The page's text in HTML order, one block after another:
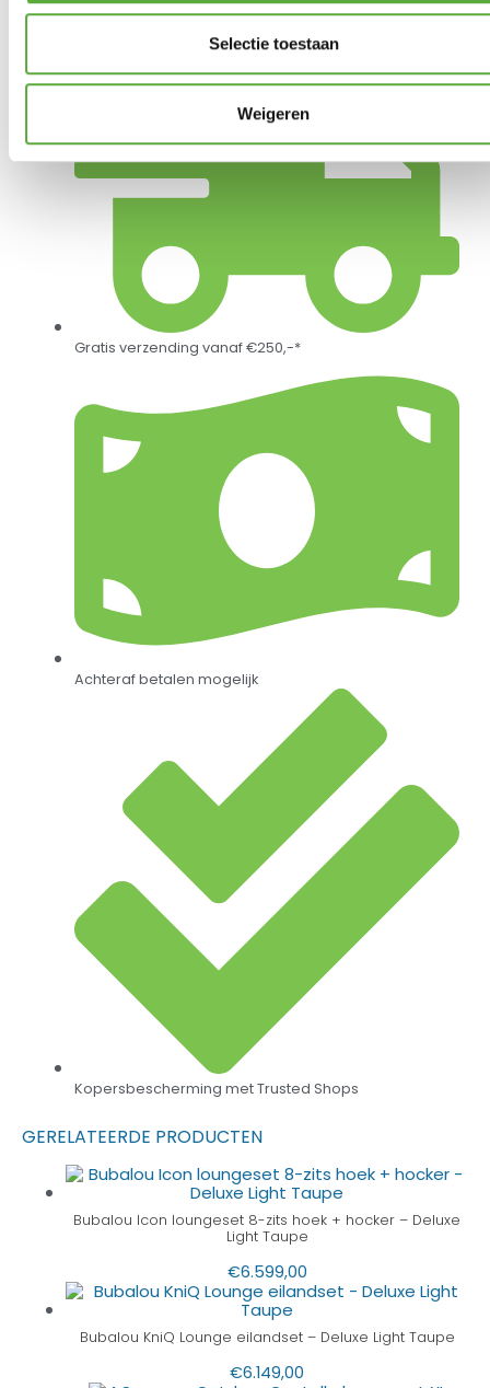
Selectie toestaan
Weigeren
Gratis verzending vanaf €250,-*
Achteraf betalen mogelijk
Kopersbescherming met Trusted Shops
GERELATEERDE PRODUCTEN
Bubalou Icon loungeset 8-zits hoek + hocker – Deluxe
Light Taupe
€6.599,00
Bubalou KniQ Lounge eilandset – Deluxe Light Taupe
€6.149,00